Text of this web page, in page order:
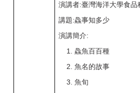
演講者:臺灣海洋大學食品
講題:鱻事知多少
演講簡介:
1. 鱻魚百百種
2. 魚名的故事
3. 魚旬